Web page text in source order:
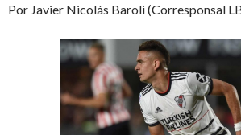
Por Javier Nicolás Baroli (Corresponsal